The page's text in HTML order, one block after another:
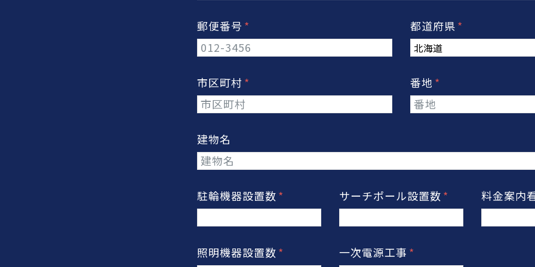
郵便番号 都道府県
市区町村 番地
建物名
駐輪機器設置数 サーチポール設置数 料金案内
照明機器設置数 一次電源工事